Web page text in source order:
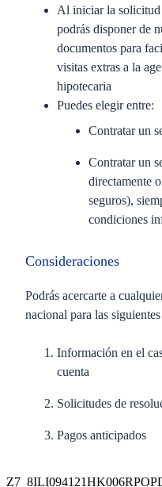
Al iniciar la
podrás disponer de
documentos para
visitas extras a la
hipotecaria
Puedes elegir entre:
Contratar un
Contratar un
directamente
seguros),
condiciones
Consideraciones
Podrás acercarte a
nacional para las
Información en el
cuenta
Solicitudes de
Pagos anticipados
Requisito